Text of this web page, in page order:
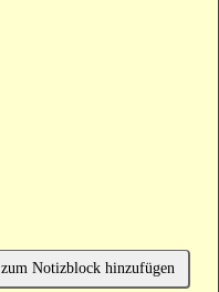
zum Notizblock hinzufügen